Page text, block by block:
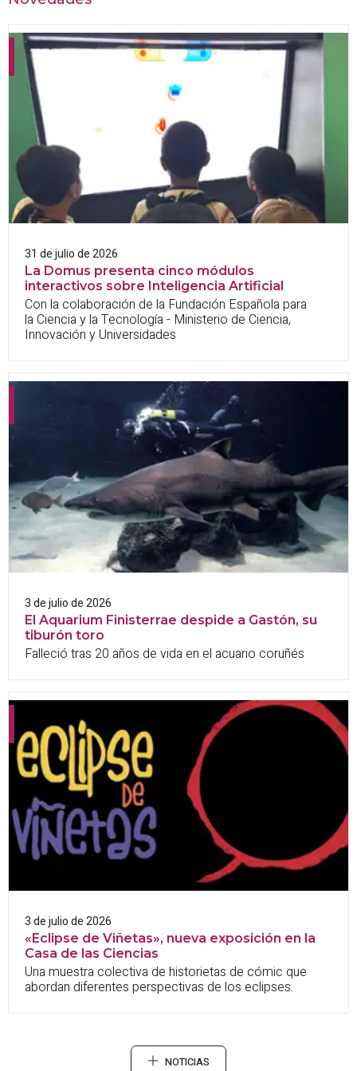
31 de julio de 2026
La Domus presenta cinco módulos
interactivos sobre Inteligencia Artificial
Con la colaboración de la Fundación Española para
la Ciencia y la Tecnología - Ministerio de Ciencia,
Innovación y Universidades
3 de julio de 2026
El Aquarium Finisterrae despide a Gastón, su
tiburón toro
Falleció tras 20 años de vida en el acuario coruñés
3 de julio de 2026
«Eclipse de Viñetas», nueva exposición en la
Casa de las Ciencias
Una muestra colectiva de historietas de cómic que
abordan diferentes perspectivas de los eclipses.
NOTICIAS